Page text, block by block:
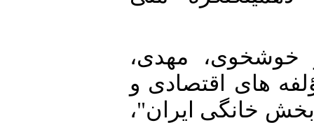
و خوشخوی، مهدی،
های اقتصادی و
خانگی ایران"،